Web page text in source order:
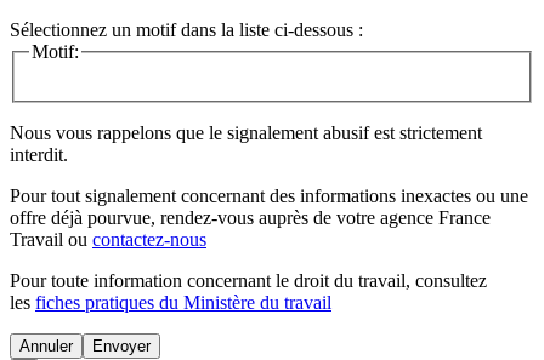
Sélectionnez un motif dans la liste ci-dessous :
Motif:
Nous vous rappelons que le signalement abusif est strictement
interdit.
Pour tout signalement concernant des informations inexactes ou une
offre déjà pourvue, rendez-vous auprès de votre agence France
Travail ou contactez-nous
Pour toute information concernant le droit du travail, consultez
les fiches pratiques du Ministère du travail
Annuler